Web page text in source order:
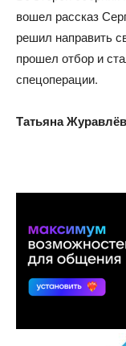
вошел рассказ
решил направить
прошел отбор и
спецоперации.
Татьяна